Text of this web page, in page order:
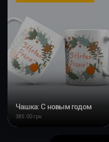
Чашка: С новым годом
385.00 грн